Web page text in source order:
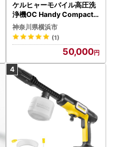
ケルヒャーモバイル高圧洗
浄機OC Handy Compact
（ハンディエア） APV000
7
神奈川県横浜市
(1)
50,000